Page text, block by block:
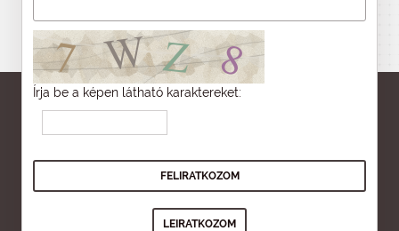
Írja be a képen látható karaktereket: